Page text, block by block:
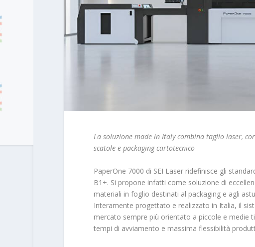
La soluzione made in Italy combina taglio laser,
scatole e packaging cartotecnico
PaperOne 7000 di SEI Laser ridefinisce gli
B1+. Si propone infatti come soluzione di
materiali in foglio destinati al packaging e agli
Interamente progettato e realizzato in Italia, il
mercato sempre più orientato a piccole e medie
tempi di avviamento e massima flessibilità